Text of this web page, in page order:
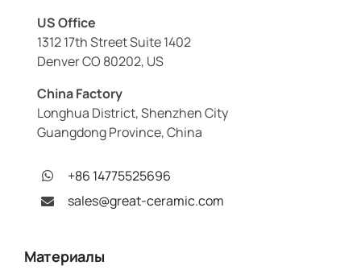
US Office
1312 17th Street Suite 1402
Denver CO 80202, US
China Factory
Longhua District, Shenzhen City
Guangdong Province, China
+86 14775525696
sales@great-ceramic.com
Материалы